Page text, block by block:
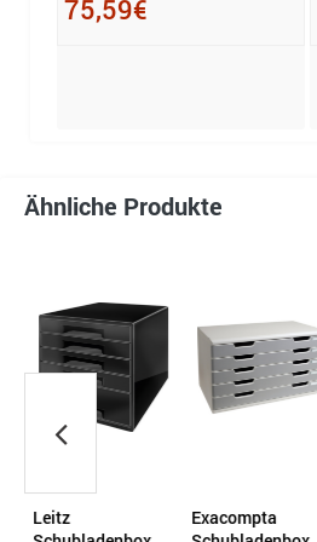
75,59€
Ähnliche Produkte
Leitz
Exacompta